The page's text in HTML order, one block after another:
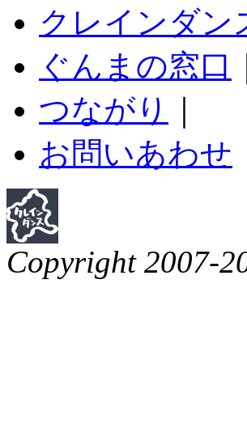
クレインダン
ぐんまの窓口
つながり
お問いあわせ
Copyright 2007-